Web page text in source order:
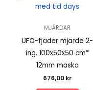
med tid days
MJÄRDAR
UFO-fjäder mjärde 2-
ing. 100x50x50 cm*
12mm maska
676,00 kr